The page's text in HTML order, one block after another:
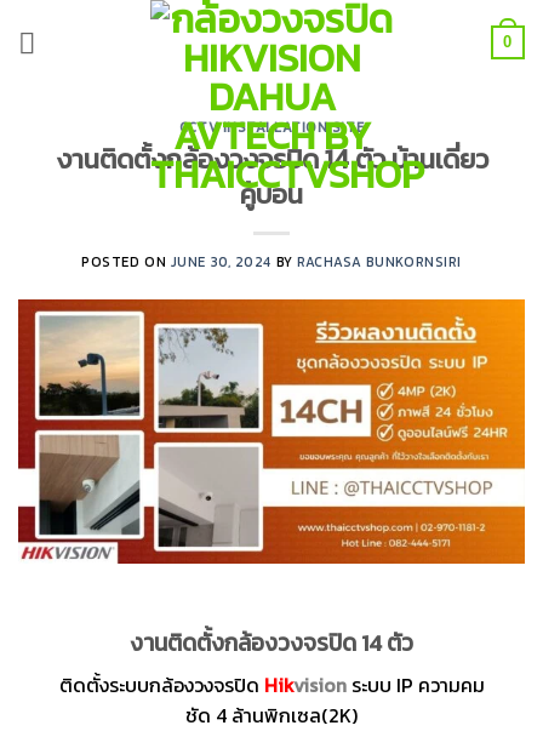
0
CCTV INSTALLATION SITE
งานติดตั้งกล้องวงจรปิด 14 ตัว บ้านเดี่ยว
คู้บอน
POSTED ON JUNE 30, 2024 BYRACHASA BUNKORNSIRI
งานติดตั้งกล้องวงจรปิด 14 ตัว
ติดตั้งระบบกล้องวงจรปิด Hikvisionระบบ IP ความคม
ชัด 4 ล้านพิกเซล(2K)